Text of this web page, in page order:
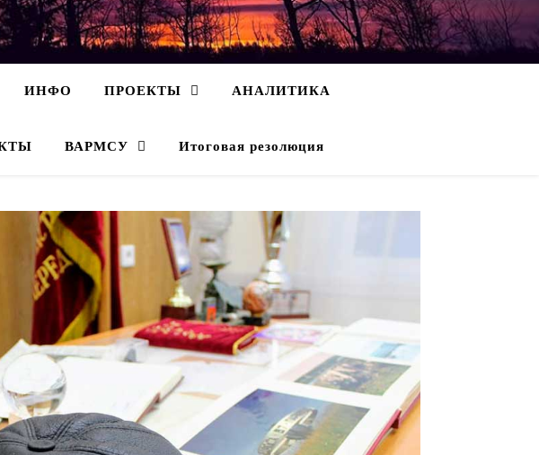
ИНФО ПРОЕКТЫ АНАЛИТИКА
ВАРМСУ Итоговая резолюция